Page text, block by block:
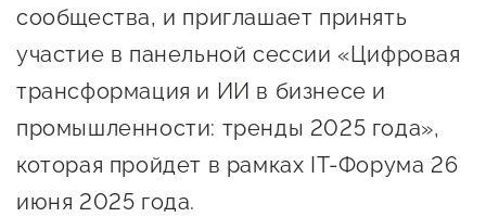
О центре
Календарь
мероприятий для
предпринимателей
Проекты
Поддержка центра
Истории успеха
Центр инноваций
социальной сферы
О центре
Поддержка центра
Календарь
мероприятий для
О центре
Центр инновационно-
сообщества, и приглашает принять
участие в панельной сессии «Цифровая
трансформация и ИИ в бизнесе и
промышленности: тренды 2025 года»,
которая пройдет в рамках IT-Форума 26
июня 2025 года.